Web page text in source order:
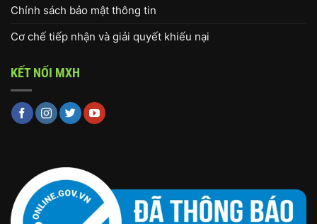
Chính sách bảo mật thông tin
Cơ chế tiếp nhận và giải quyết khiếu nại
KẾT NỐI MXH